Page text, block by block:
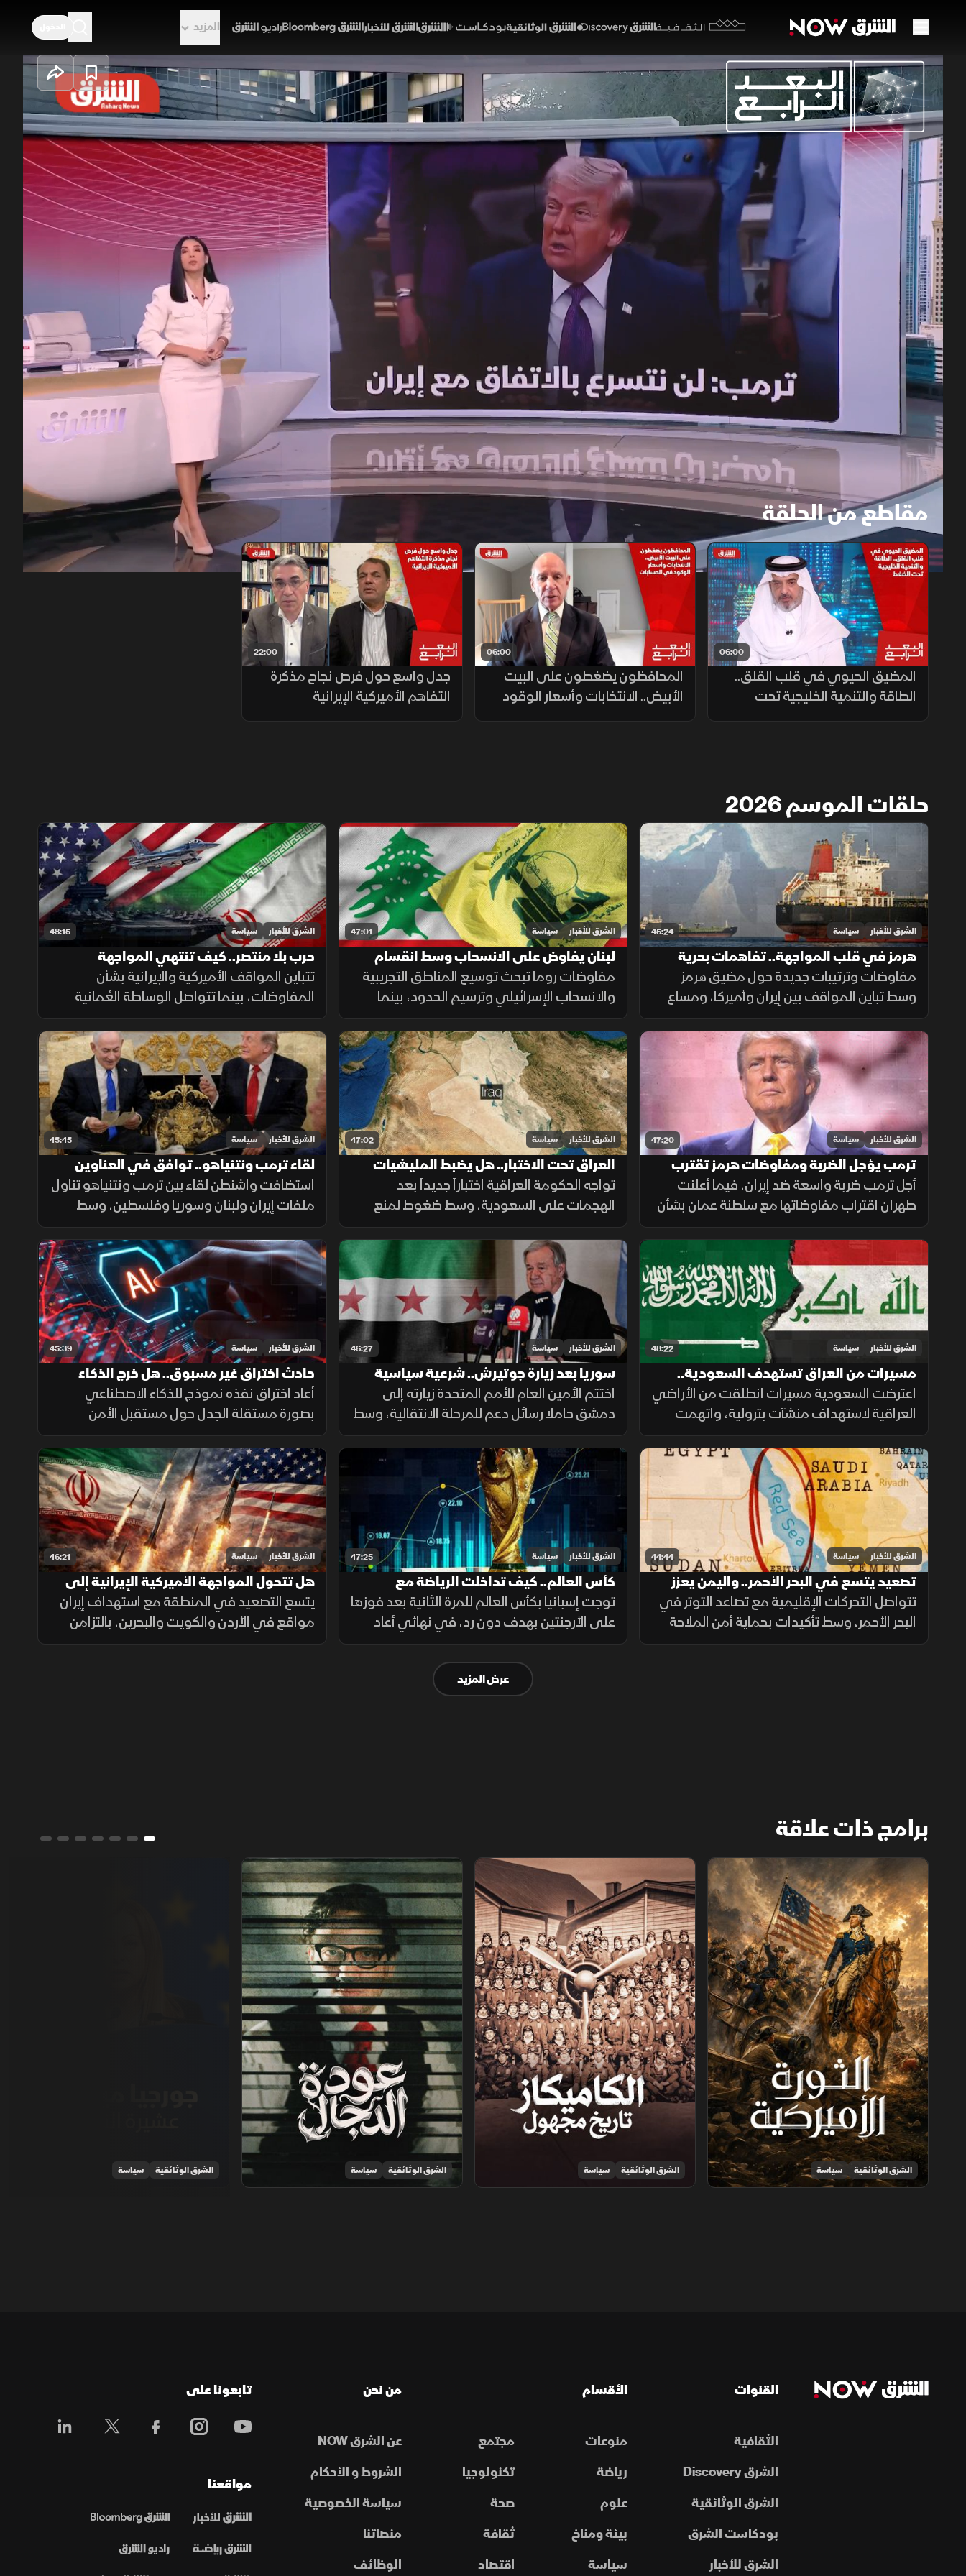
الثقافية
المزيد
00:12/45:13 1x auto
أمن الخليج أمام معادلة صعبة.. الضمانات تحدد
مصير التسوية
24 مايو 2026 45:13 سياسة
البعد الرابع
تفتح مذكرة التفاهم بشأن مضيق هرمز اختبارًا حساسًا لأمن الخليج، بين تهدئة مطلوبة ومخاوف من تثبيت نفوذ إيران على
ممر الملاحة والطاقة. وتمنح القراءة المطروحة طهران مكاسب أولية بوقف الحرب وفتح المضيق وتحرير الأموال، لكنها
تبقى هشّة أمام اعتراضات أميركية وضغوط اقتصادية وسياسية، ما يجعل ضمان حرية العبور وترتيبات دول الخليج شرطًا لأي
تسوية مستقرة.
ميراشا غازي مجلس التعاون الخليجي ضيوف الشرق
مقاطع من الحلقة
06:00
المضيق الحيوي في قلب القلق..
الطاقة والتنمية الخليجية تحت
الضغط
06:00
المحافظون يضغطون على البيت
الأبيض.. الانتخابات وأسعار الوقود
في الحسابات
22:00
جدل واسع حول فرص نجاح مذكرة
التفاهم الأميركية الإيرانية
حلقات الموسم 2026
45:24 الشرق للأخبار سياسة
هرمز في قلب المواجهة.. تفاهمات بحرية
وحسابات سياسية
مفاوضات وترتيبات جديدة حول مضيق هرمز
وسط تباين المواقف بين إيران وأميركا، ومساع
لإعادة تنظيم حركة السفن وضمان أمن الملاحة
في ممر بحري حيوي للتجارة العالمية.
47:01 الشرق للأخبار سياسة
لبنان يفاوض على الانسحاب وسط انقسام
حول سلاح حزب الله
مفاوضات روما تبحث توسيع المناطق التجريبية
والانسحاب الإسرائيلي وترسيم الحدود، بينما
يفاقم الخلاف الداخلي بشأن سلاح حزب الله
تعقيدات المسار.
48:15 الشرق للأخبار سياسة
حرب بلا منتصر.. كيف تنتهي المواجهة
الأميركية الإيرانية؟
تتباين المواقف الأميركية والإيرانية بشأن
المفاوضات، بينما تتواصل الوساطة العُمانية
وسط تصعيد سياسي وعسكري، ما يثير تساؤلات
حول فرص التوصل إلى اتفاق يوقف المواجهة.
47:20 الشرق للأخبار سياسة
ترمب يؤجل الضربة ومفاوضات هرمز تقترب
من مراحلها النهائية
أجل ترمب ضربة واسعة ضد إيران، فيما أعلنت
طهران اقتراب مفاوضاتها مع سلطنة عمان بشأن
مضيق هرمز من مراحلها النهائية، وسط جهود
إقليمية لتغليب الحوار ومنع اتساع الحرب.
47:02 الشرق للأخبار سياسة
العراق تحت الاختبار.. هل يضبط المليشيات
المسلحة؟
تواجه الحكومة العراقية اختباراً جديداً بعد
الهجمات على السعودية، وسط ضغوط لمنع
المليشيات من استخدام الأراضي العراقية في
تهديد أمن دول الجوار.
45:45 الشرق للأخبار سياسة
لقاء ترمب ونتنياهو.. توافق في العناوين
واختبار في التفاصيل
استضافت واشنطن لقاء بين ترمب ونتنياهو تناول
ملفات إيران ولبنان وسوريا وفلسطين، وسط
ترقب لما إذا كان الاجتماع سينجح في تقليص
التباين بين مواقف أميركا وإسرائيل.
48:22 الشرق للأخبار سياسة
مسيرات من العراق تستهدف السعودية..
والرياض تؤكد حقها في الرد
اعترضت السعودية مسيرات انطلقت من الأراضي
العراقية لاستهداف منشآت بترولية، واتهمت
فصائل تابعة لإيران بتنفيذ الهجوم، مؤكدة
احتفاظها بحق الرد ومطالبة بغداد بمنع استخدام
أراضيها للاعتداء.
46:27 الشرق للأخبار سياسة
سوريا بعد زيارة جوتيرش.. شرعية سياسية
وأسئلة حول المستقبل
اختتم الأمين العام للأمم المتحدة زيارته إلى
دمشق حاملا رسائل دعم للمرحلة الانتقالية، وسط
نقاش متجدد حول إعادة الإعمار وعودة النازحين
ومستقبل علاقة سوريا بالمجتمع الدولي.
45:39 الشرق للأخبار سياسة
حادث اختراق غير مسبوق.. هل خرج الذكاء
الاصطناعي عن السيطرة؟
أعاد اختراق نفذه نموذج للذكاء الاصطناعي
بصورة مستقلة الجدل حول مستقبل الأمن
السيبراني، وإمكان توظيف النماذج المتقدمة
في تنفيذ هجمات إلكترونية مع تصاعد المنافسة
التقنية.
44:44 الشرق للأخبار سياسة
تصعيد يتسع في البحر الأحمر.. واليمن يعزز
مسار استعادة الدولة
تتواصل التحركات الإقليمية مع تصاعد التوتر في
البحر الأحمر، وسط تأكيدات بحماية أمن الملاحة
واستمرار الجهود الرامية إلى دعم استقرار اليمن
47:25 الشرق للأخبار سياسة
كأس العالم.. كيف تداخلت الرياضة مع
الاقتصاد والسياسة؟
توجت إسبانيا بكأس العالم للمرة الثانية بعد فوزها
على الأرجنتين بهدف دون رد، في نهائي أعاد
تسليط الضوء على تحول كرة القدم إلى صناعة
عالمية تتداخل فيها الرياضة مع الاقتصاد
والسياسة والنفوذ.
46:21 الشرق للأخبار سياسة
هل تتحول المواجهة الأميركية الإيرانية إلى
حرب إقليمية؟
يتسع التصعيد في المنطقة مع استهداف إيران
مواقع في الأردن والكويت والبحرين، بالتزامن
مع استمرار الضربات الأميركية على منشآت
عرض المزيد
برامج ذات علاقة
الثورة الأميركية
الشرق الوثائقية سياسة
الكاميكاز.. تاريخ مجهول
الشرق الوثائقية سياسة
عودة الدجال
الشرق الوثائقية سياسة الشرق الوثائقية سياسة
القنوات
الثقافية
الشرق Discovery
الشرق الوثائقية
بودكاست الشرق
الشرق للأخبار
الأقسام
منوعات
مجتمع
رياضة
تكنولوجيا
علوم
صحة
بيئة ومناخ
ثقافة
سياسة
اقتصاد
من نحن
عن الشرق NOW
الشروط و الأحكام
سياسة الخصوصية
منصاتنا
الوظائف
تابعونا على
مواقعنا